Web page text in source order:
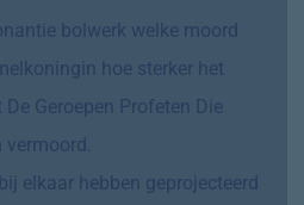
bolwerk welke moord
hoe sterker het
Geroepen Profeten Die
elkaar hebben geprojecteerd